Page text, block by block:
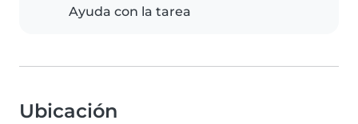
Ayuda con la tarea
Ubicación